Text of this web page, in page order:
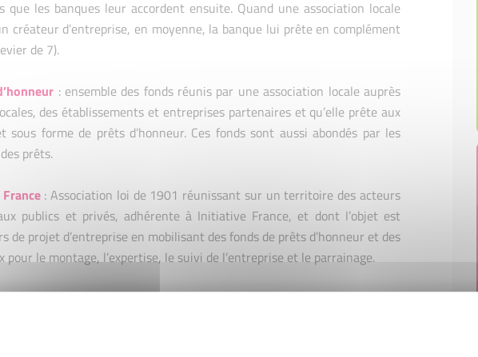
que les banques leur accordent ensuite. Quand une association locale
créateur d’entreprise, en moyenne, la banque lui prête en complément
de 7).
: ensemble des fonds réunis par une association locale auprès
des établissements et entreprises partenaires et qu’elle prête aux
sous forme de prêts d’honneur. Ces fonds sont aussi abondés par les
prêts.
: Association loi de 1901 réunissant sur un territoire des acteurs
publics et privés, adhérente à Initiative France, et dont l’objet est
de projet d’entreprise en mobilisant des fonds de prêts d’honneur et des
pour le montage, l’expertise, le suivi de l’entreprise et le parrainage.
Initiative: prêt à la personne, sans intérêt ni garantie personnelle, que